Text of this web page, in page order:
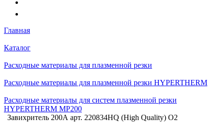
Главная
Каталог
Расходные материалы для плазменной резки
Расходные материалы для плазменной резки HYPERTHERM
Расходные материалы для систем плазменной резки
HYPERTHERM MP200
Завихритель 200А арт. 220834HQ (High Quality) O2